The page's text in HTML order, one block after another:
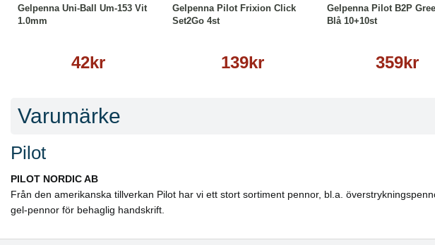
Gelpenna Uni-Ball Um-153 Vit
1.0mm
42kr
Gelpenna Pilot Frixion Click
Set2Go 4st
139kr
Gelpenna Pilot B2P
Blå 10+10st
359kr
Varumärke
Pilot
PILOT NORDIC AB
Från den amerikanska tillverkan Pilot har vi ett stort sortiment pennor, bl.a.
gel-pennor för behaglig handskrift.